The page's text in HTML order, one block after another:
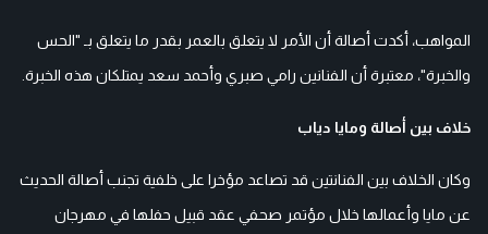
المواهب، أكدت أصالة أن الأمر لا يتعلق بالعمر بقدر ما يتعلق بـ "الحس
والخبرة"، معتبرة أن الفنانين رامي صبري وأحمد سعد يمتلكان هذه الخبرة.
خلاف بين أصالة ومايا دياب
وكان الخلاف بين الفنانتين قد تصاعد مؤخرا على خلفية تجنب أصالة الحديث
عن مايا وأعمالها خلال مؤتمر صحفي عقد قبيل حفلها في مهرجان